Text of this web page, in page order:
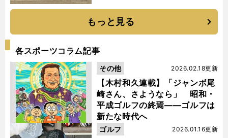
もっと見る
各スポーツコラム記事
【木村和久連載】「ジャンボ尾
崎さん、さようなら」 昭和・
平成ゴルフの終焉――ゴルフは
新たな時代へ
2026.02.18更新
その他
2026.01.16更新
ゴルフ